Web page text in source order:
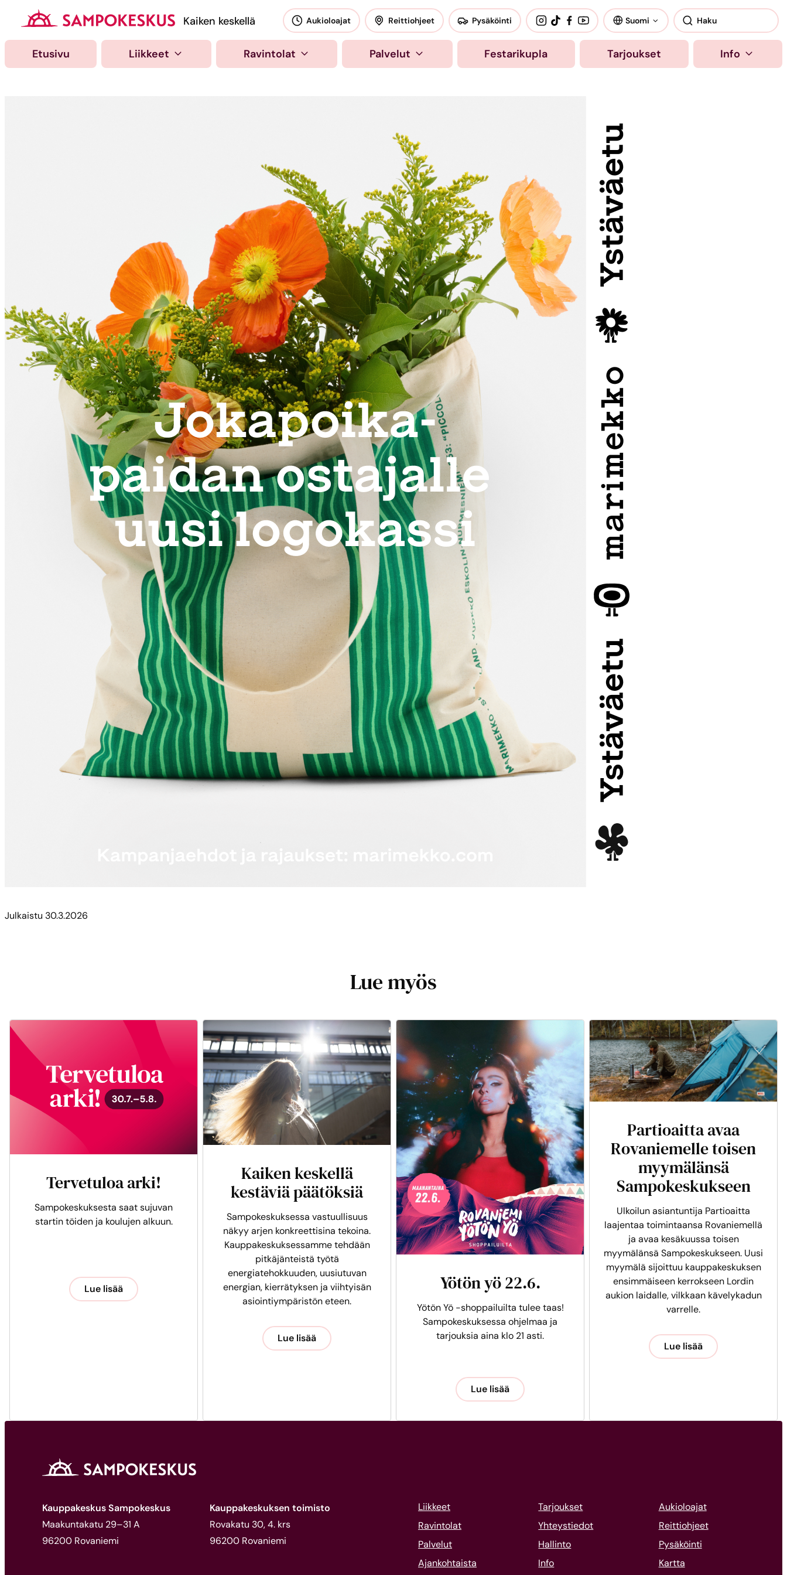
sisältöön
Kauppakeskus Sampokeskus
Kaiken keskellä
Etusivu Liikkeet Ravintolat Palvelut Festarikupla Tarjoukset Info
Aukioloajat Reittiohjeet Pysäköinti Suomi
Julkaistu 30.3.2026
Lue myös
Tervetuloa arki!
Sampokeskuksesta saat sujuvan
startin töiden ja koulujen alkuun.
Lue lisää
Kaiken keskellä
kestäviä päätöksiä
Sampokeskuksessa vastuullisuus
näkyy arjen konkreettisina tekoina.
Kauppakeskuksessamme tehdään
pitkäjänteistä työtä
energiatehokkuuden, uusiutuvan
energian, kierrätyksen ja viihtyisän
asiointiympäristön eteen.
Lue lisää
Yötön yö 22.6.
Yötön Yö -shoppailuilta tulee taas!
Sampokeskuksessa ohjelmaa ja
tarjouksia aina klo 21 asti.
Lue lisää
Partioaitta avaa
Rovaniemelle toisen
myymälänsä
Sampokeskukseen
Ulkoilun asiantuntija Partioaitta
laajentaa toimintaansa Rovaniemellä
ja avaa kesäkuussa toisen
myymälänsä Sampokeskukseen. Uusi
myymälä sijoittuu kauppakeskuksen
ensimmäiseen kerrokseen Lordin
aukion laidalle, vilkkaan kävelykadun
varrelle.
Lue lisää
Kauppakeskus Sampokeskus
Maakuntakatu 29–31 A
96200 Rovaniemi
Kauppakeskuksen toimisto
Rovakatu 30, 4. krs
96200 Rovaniemi
Liikkeet
Ravintolat
Palvelut
Ajankohtaista
Tarjoukset
Yhteystiedot
Hallinto
Info
Aukioloajat
Reittiohjeet
Pysäköinti
Kartta